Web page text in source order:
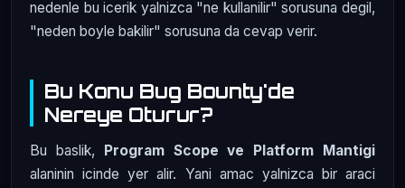
nedenle bu icerik yalnizca "ne kullanilir" sorusuna degil,
"neden boyle bakilir" sorusuna da cevap verir.
Bu Konu Bug Bounty'de
Nereye Oturur?
Bu baslik,
Program Scope ve Platform Mantigi
alaninin icinde yer alir. Yani amac yalnizca bir araci